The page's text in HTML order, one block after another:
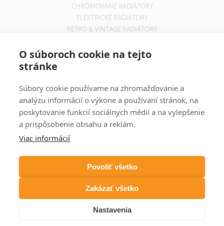
CHRÓMOVANÉ RADIÁTORY
ELEKTRICKÉ RADIÁTORY
RETRO & VINTAGE RADIÁTORY
INFORMÁCIE O DOPRAVE
OCHRANA SÚKROMIA
Zadajte svoju e-mailovú adresu a budete vždy informovaný o
aktuálnych akciách, novinkách a zľavách z našej ponuky dizajnových
radiátorov.
O súboroch cookie na tejto
stránke
Súbory cookie používame na zhromažďovanie a
analýzu informácií o výkone a používaní stránok, na
poskytovanie funkcií sociálnych médií a na vylepšenie
a prispôsobenie obsahu a reklám.
Viac informácií
Povoliť všetko
Zakázať všetko
Nastavenia